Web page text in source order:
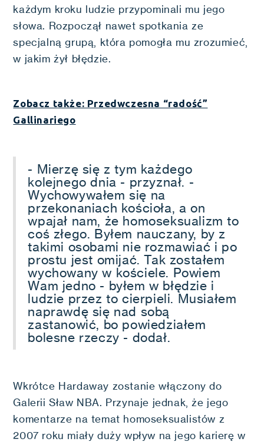
każdym kroku ludzie przypominali mu jego
słowa. Rozpoczął nawet spotkania ze
specjalną grupą, która pomogła mu zrozumieć,
w jakim żył błędzie.
Zobacz także: Przedwczesna “radość”
Gallinariego
- Mierzę się z tym każdego
kolejnego dnia - przyznał. -
Wychowywałem się na
przekonaniach kościoła, a on
wpajał nam, że homoseksualizm to
coś złego. Byłem nauczany, by z
takimi osobami nie rozmawiać i po
prostu jest omijać. Tak zostałem
wychowany w kościele. Powiem
Wam jedno - byłem w błędzie i
ludzie przez to cierpieli. Musiałem
naprawdę się nad sobą
zastanowić, bo powiedziałem
bolesne rzeczy - dodał.
Wkrótce Hardaway zostanie włączony do
Galerii Sław NBA. Przynaje jednak, że jego
komentarze na temat homoseksualistów z
2007 roku miały duży wpływ na jego karierę w